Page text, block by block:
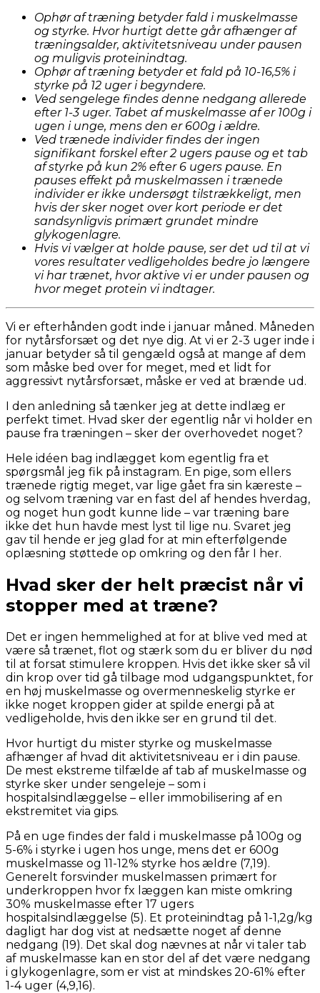
Ophør af træning betyder fald i muskelmasse
og styrke. Hvor hurtigt dette går afhænger af
træningsalder, aktivitetsniveau under pausen
og muligvis proteinindtag.
Ophør af træning betyder et fald på 10-16,5% i
styrke på 12 uger i begyndere.
Ved sengelege findes denne nedgang allerede
efter 1-3 uger. Tabet af muskelmasse af er 100g i
ugen i unge, mens den er 600g i ældre.
Ved trænede individer findes der ingen
signifikant forskel efter 2 ugers pause og et tab
af styrke på kun 2% efter 6 ugers pause. En
pauses effekt på muskelmassen i trænede
individer er ikke undersøgt tilstrækkeligt, men
hvis der sker noget over kort periode er det
sandsynligvis primært grundet mindre
glykogenlagre.
Hvis vi vælger at holde pause, ser det ud til at vi
vores resultater vedligeholdes bedre jo længere
vi har trænet, hvor aktive vi er under pausen og
hvor meget protein vi indtager.
Vi er efterhånden godt inde i januar måned. Måneden
for nytårsforsæt og det nye dig. At vi er 2-3 uger inde i
januar betyder så til gengæld også at mange af dem
som måske bed over for meget, med et lidt for
aggressivt nytårsforsæt, måske er ved at brænde ud.
I den anledning så tænker jeg at dette indlæg er
perfekt timet. Hvad sker der egentlig når vi holder en
pause fra træningen – sker der overhovedet noget?
Hele idéen bag indlægget kom egentlig fra et
spørgsmål jeg fik på instagram. En pige, som ellers
trænede rigtig meget, var lige gået fra sin kæreste –
og selvom træning var en fast del af hendes hverdag,
og noget hun godt kunne lide – var træning bare
ikke det hun havde mest lyst til lige nu. Svaret jeg
gav til hende er jeg glad for at min efterfølgende
oplæsning støttede op omkring og den får I her.
Hvad sker der helt præcist når vi
stopper med at træne?
Det er ingen hemmelighed at for at blive ved med at
være så trænet, flot og stærk som du er bliver du nød
til at forsat stimulere kroppen. Hvis det ikke sker så vil
din krop over tid gå tilbage mod udgangspunktet, for
en høj muskelmasse og overmenneskelig styrke er
ikke noget kroppen gider at spilde energi på at
vedligeholde, hvis den ikke ser en grund til det.
Hvor hurtigt du mister styrke og muskelmasse
afhænger af hvad dit aktivitetsniveau er i din pause.
De mest ekstreme tilfælde af tab af muskelmasse og
styrke sker under sengeleje – som i
hospitalsindlæggelse – eller immobilisering af en
ekstremitet via gips.
På en uge findes der fald i muskelmasse på 100g og
5-6% i styrke i ugen hos unge, mens det er 600g
muskelmasse og 11-12% styrke hos ældre (7,19).
Generelt forsvinder muskelmassen primært for
underkroppen hvor fx læggen kan miste omkring
30% muskelmasse efter 17 ugers
hospitalsindlæggelse (5). Et proteinindtag på 1-1,2g/kg
dagligt har dog vist at nedsætte noget af denne
nedgang (19). Det skal dog nævnes at når vi taler tab
af muskelmasse kan en stor del af det være nedgang
i glykogenlagre, som er vist at mindskes 20-61% efter
1-4 uger (4,9,16).